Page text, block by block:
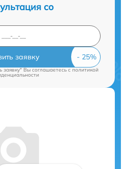
со
заявку
заявку" Вы соглашаетесь cполитикой